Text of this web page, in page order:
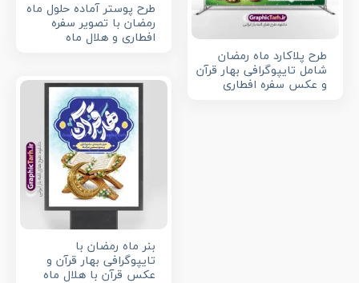
طرح پوستر آماده حلول ماه
رمضان با تصویر سفره
افطاری و هلال ماه
طرح پلاکارد ماه رمضان
شامل تایپوگرافی بهار قرآن
و عکس سفره افطاری
بنر ماه رمضان با
تایپوگرافی بهار قرآن و
عکس قرآن با هلال ماه